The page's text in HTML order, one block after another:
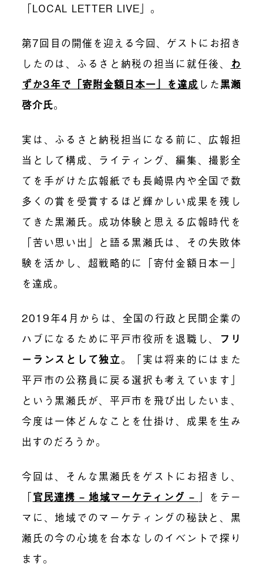
「LOCAL LETTER LIVE」。
第7回目の開催を迎える今回、ゲストにお招き
したのは、ふるさと納税の担当に就任後、 わ
ずか3年で「寄附金額日本一」を達成 した黒瀬
啓介氏。
実は、ふるさと納税担当になる前に、広報担
当として構成、ライティング、編集、撮影全
てを手がけた広報紙でも長崎県内や全国で数
多くの賞を受賞するほど輝かしい成果を残し
てきた黒瀬氏。成功体験と思える広報時代を
「苦い思い出」と語る黒瀬氏は、その失敗体
験を活かし、超戦略的に「寄付金額日本一」
を達成。
2019年4月からは、全国の行政と民間企業の
ハブになるために平戸市役所を退職し、
フリ
ーランスとして独立。「実は将来的にはまた
平戸市の公務員に戻る選択も考えています」
という黒瀬氏が、平戸市を飛び出したいま、
今度は一体どんなことを仕掛け、成果を生み
出すのだろうか。
今回は、そんな黒瀬氏をゲストにお招きし、
「官民連携 – 地域マーケティング – 」をテー
マに、地域でのマーケティングの秘訣と、黒
瀬氏の今の心境を台本なしのイベントで探り
ます。